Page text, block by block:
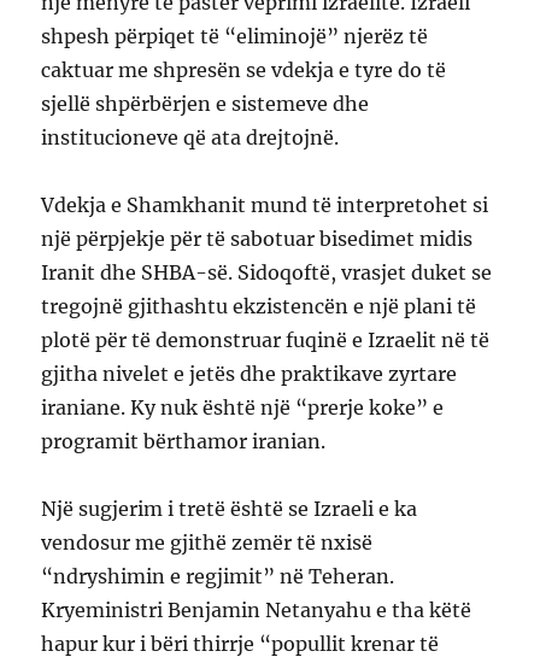
shpesh përpiqet të “eliminojë” njerëz të
caktuar me shpresën se vdekja e tyre do të
sjellë shpërbërjen e sistemeve dhe
institucioneve që ata drejtojnë.
Vdekja e Shamkhanit mund të interpretohet si
një përpjekje për të sabotuar bisedimet midis
Iranit dhe SHBA-së. Sidoqoftë, vrasjet duket se
tregojnë gjithashtu ekzistencën e një plani të
plotë për të demonstruar fuqinë e Izraelit në të
gjitha nivelet e jetës dhe praktikave zyrtare
iraniane. Ky nuk është një “prerje koke” e
programit bërthamor iranian.
Një sugjerim i tretë është se Izraeli e ka
vendosur me gjithë zemër të nxisë
“ndryshimin e regjimit” në Teheran.
Kryeministri Benjamin Netanyahu e tha këtë
hapur kur i bëri thirrje “popullit krenar të